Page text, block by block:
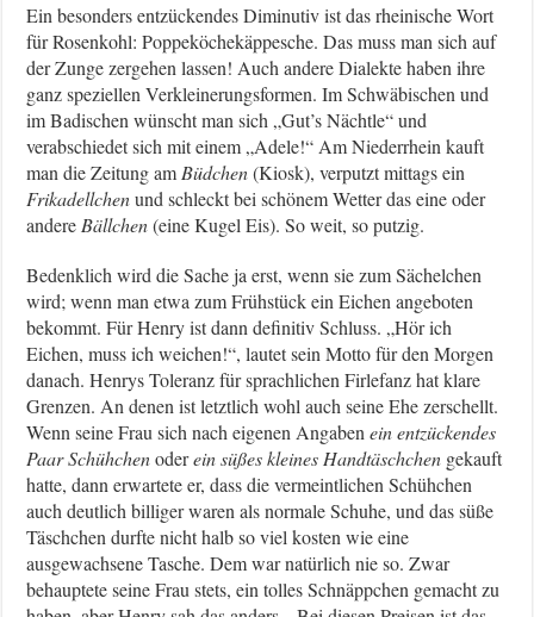
Ein besonders entzückendes Diminutiv ist das rheinische Wort
für Rosenkohl: Poppeköchekäppesche. Das muss man sich auf
der Zunge zergehen lassen! Auch andere Dialekte haben ihre
ganz speziellen Verkleinerungsformen. Im Schwäbischen und
im Badischen wünscht man sich „Gut’s Nächtle“ und
verabschiedet sich mit einem „Adele!“ Am Niederrhein kauft
man die Zeitung am Büdchen(Kiosk), verputzt mittags ein
Frikadellchenund schleckt bei schönem Wetter das eine oder
andere Bällchen(eine Kugel Eis). So weit, so putzig.
Bedenklich wird die Sache ja erst, wenn sie zum Sächelchen
wird; wenn man etwa zum Frühstück ein Eichen angeboten
bekommt. Für Henry ist dann definitiv Schluss. „Hör ich
Eichen, muss ich weichen!“, lautet sein Motto für den Morgen
danach. Henrys Toleranz für sprachlichen Firlefanz hat klare
Grenzen. An denen ist letztlich wohl auch seine Ehe zerschellt.
Wenn seine Frau sich nach eigenen Angabenein entzückendes
Paar Schühchenoderein süßes kleines Handtäschchen gekauft
hatte, dann erwartete er, dass die vermeintlichen Schühchen
auch deutlich billiger waren als normale Schuhe, und das süße
Täschchen durfte nicht halb so viel kosten wie eine
ausgewachsene Tasche. Dem war natürlich nie so. Zwar
behauptete seine Frau stets, ein tolles Schnäppchen gemacht zu